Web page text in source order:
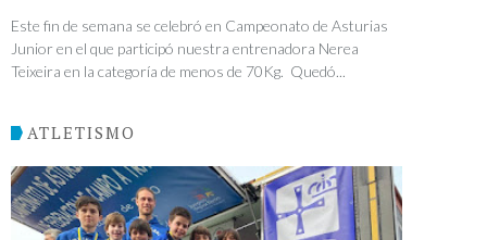
Este fin de semana se celebró en Campeonato de Asturias
Junior en el que participó nuestra entrenadora Nerea
Teixeira en la categoría de menos de 70Kg. Quedó...
ATLETISMO